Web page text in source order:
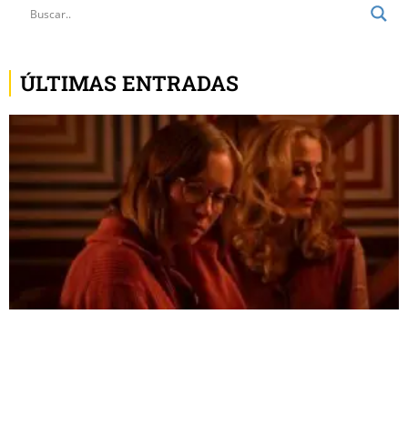
ÚLTIMAS ENTRADAS